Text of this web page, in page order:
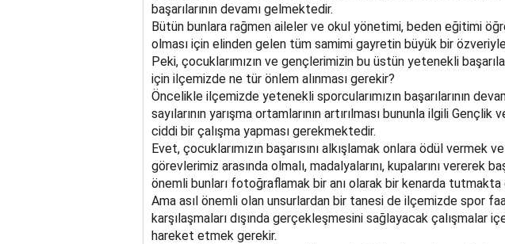
başarılarının devamı gelmektedir.
Bütün bunlara rağmen aileler ve okul yönetimi, beden eğitimi
olması için elinden gelen tüm samimi gayretin büyük bir
Peki, çocuklarımızın ve gençlerimizin bu üstün yetenekli
için ilçemizde ne tür önlem alınması gerekir?
Öncelikle ilçemizde yetenekli sporcularımızın başarılarının
sayılarının yarışma ortamlarının artırılması bununla ilgili
ciddi bir çalışma yapması gerekmektedir.
Evet, çocuklarımızın başarısını alkışlamak onlara ödül vermek
görevlerimiz arasında olmalı, madalyalarını, kupalarını vererek
önemli bunları fotoğraflamak bir anı olarak bir kenarda tutmakta
Ama asıl önemli olan unsurlardan bir tanesi de ilçemizde spor
karşılaşmaları dışında gerçekleşmesini sağlayacak çalışmalar
hareket etmek gerekir.